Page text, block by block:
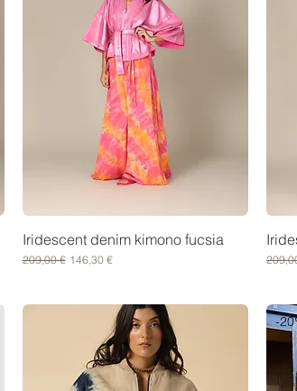
Iridescent denim kimono fucsia
Prezzo regolare
209,00 € Prezzo scontato
146,30 €
-